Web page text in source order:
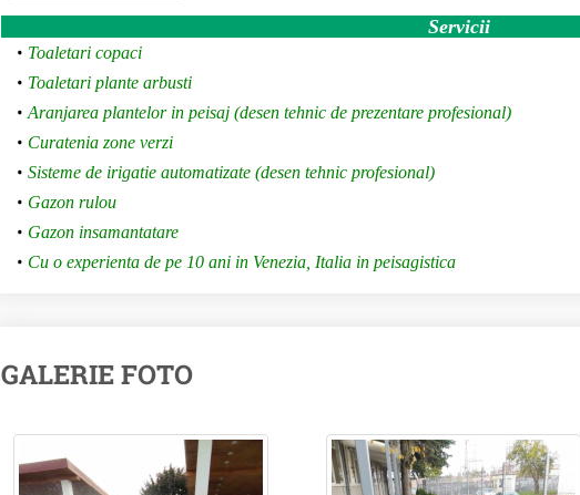
Servicii
Toaletari copaci
Toaletari plante arbusti
Aranjarea plantelor in peisaj (desen tehnic de prezentare profesional)
Curatenia zone verzi
Sisteme de irigatie automatizate (desen tehnic profesional)
Gazon rulou
Gazon insamantatare
Cu o experienta de pe 10 ani in Venezia, Italia in peisagistica
GALERIE FOTO